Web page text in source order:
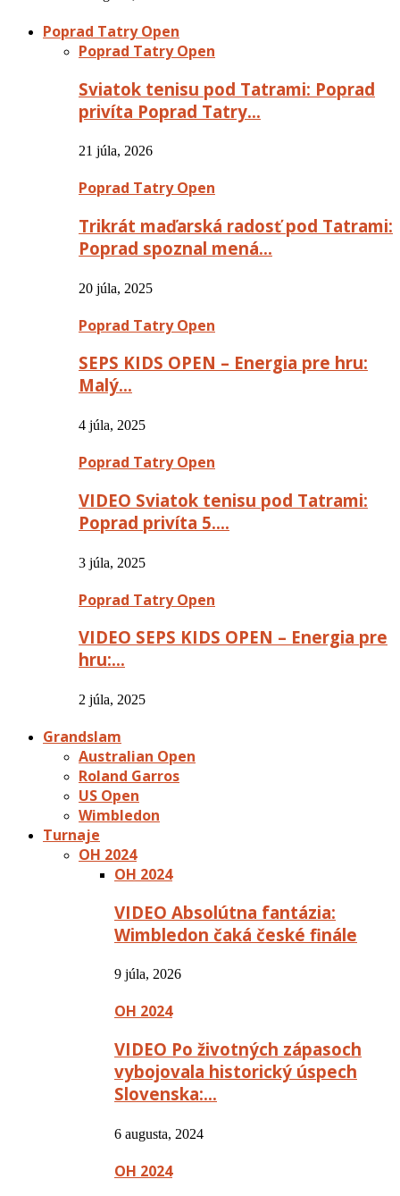
Poprad Tatry Open
Poprad Tatry Open
Sviatok tenisu pod Tatrami: Poprad
privíta Poprad Tatry…
21 júla, 2026
Poprad Tatry Open
Trikrát maďarská radosť pod Tatrami:
Poprad spoznal mená…
20 júla, 2025
Poprad Tatry Open
SEPS KIDS OPEN – Energia pre hru:
Malý…
4 júla, 2025
Poprad Tatry Open
VIDEO Sviatok tenisu pod Tatrami:
Poprad privíta 5….
3 júla, 2025
Poprad Tatry Open
VIDEO SEPS KIDS OPEN – Energia pre
hru:…
2 júla, 2025
Grandslam
Australian Open
Roland Garros
US Open
Wimbledon
Turnaje
OH 2024
OH 2024
VIDEO Absolútna fantázia:
Wimbledon čaká české finále
9 júla, 2026
OH 2024
VIDEO Po životných zápasoch
vybojovala historický úspech
Slovenska:…
6 augusta, 2024
OH 2024